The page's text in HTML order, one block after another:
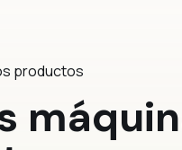
productos